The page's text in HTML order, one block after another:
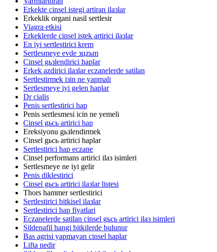
Erkekte cinsel istegi artiran ilaзlar
Erkeklik organi nasil sertlesir
Viagra etkisi
Erkeklerde cinsel istek artirici ilaзlar
En iyi sertlestirici krem
Sertlesmeye evde зцzьm
Cinsel gьзlendirici haplar
Erkek azdirici ilaзlar eczanelerde satilan
Sertlestirmek iзin ne yapmali
Sertlesmeye iyi gelen haplar
Dr cialis
Penis sertlestirici hap
Penis sertlesmesi icin ne yemeli
Cinsel gьcь artirici hap
Ereksiyonu gьзlendirmek
Cinsel gьcь artirici haplar
Sertlestirici hap eczane
Cinsel performans artirici ilaз isimleri
Sertlesmeye ne iyi gelir
Penis diklestirici
Cinsel gьcь artirici ilaзlar listesi
Thors hammer sertlestirici
Sertlestirici bitkisel ilaзlar
Sertlestirici hap fiyatlari
Eczanelerde satilan cinsel gьcь artirici ilaз isimleri
Sildenafil hangi bitkilerde bulunur
Bas agrisi yapmayan cinsel haplar
Lifta nedir